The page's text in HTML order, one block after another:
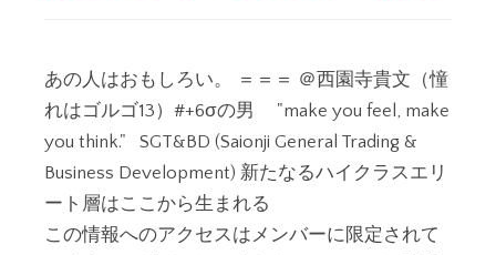
あの人はおもしろい。 ＝＝＝ ＠西園寺貴文（憧
れはゴルゴ13）#+6σの男 "make you feel, make
you think." SGT&BD (Saionji General Trading &
Business Development) 新たなるハイクラスエリ
ート層はここから生まれる
この情報へのアクセスはメンバーに限定されて